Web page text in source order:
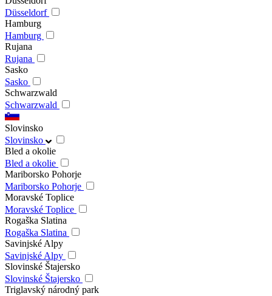
Düsseldorf
Hamburg
Hamburg
Rujana
Rujana
Sasko
Sasko
Schwarzwald
Schwarzwald
Slovinsko
Slovinsko
Bled a okolie
Bled a okolie
Mariborsko Pohorje
Mariborsko Pohorje
Moravské Toplice
Moravské Toplice
Rogaška Slatina
Rogaška Slatina
Savinjské Alpy
Savinjské Alpy
Slovinské Štajersko
Slovinské Štajersko
Triglavský národný park